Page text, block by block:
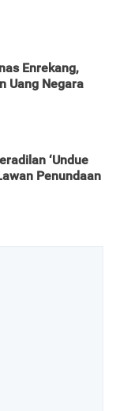
Enrekang,
Uang Negara
‘Undue
Penundaan